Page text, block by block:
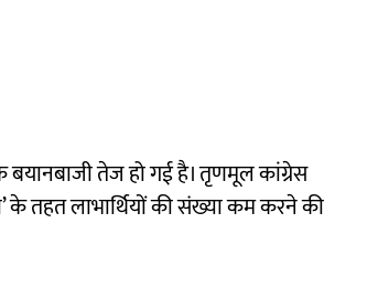
बयानबाजी तेज हो गई है। तृणमूल कांग्रेस
के तहत लाभार्थियों की संख्या कम करने की